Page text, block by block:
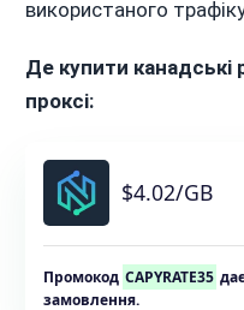
використаного
Де купити канадські
проксі:
$4.02/GB
Промокод CAPYRATE35
замовлення.